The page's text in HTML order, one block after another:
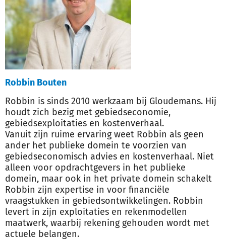
Robbin Bouten
Robbin is sinds 2010 werkzaam bij Gloudemans. Hij
houdt zich bezig met gebiedseconomie,
gebiedsexploitaties en kostenverhaal.
Vanuit zijn ruime ervaring weet Robbin als geen
ander het publieke domein te voorzien van
gebiedseconomisch advies en kostenverhaal. Niet
alleen voor opdrachtgevers in het publieke
domein, maar ook in het private domein schakelt
Robbin zijn expertise in voor financiële
vraagstukken in gebiedsontwikkelingen. Robbin
levert in zijn exploitaties en rekenmodellen
maatwerk, waarbij rekening gehouden wordt met
actuele belangen.